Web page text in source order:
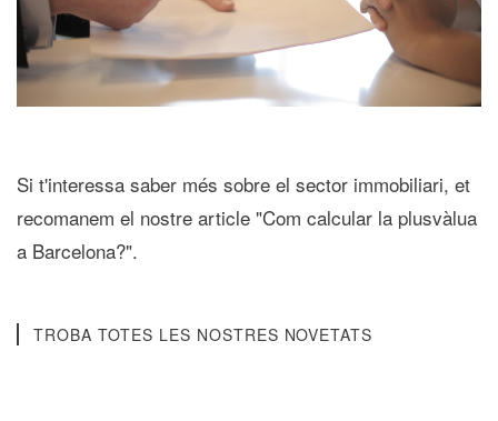
Si t'interessa saber més sobre el sector immobiliari, et
recomanem el nostre article "Com calcular la plusvàlua
a Barcelona?".
TROBA TOTES LES NOSTRES NOVETATS